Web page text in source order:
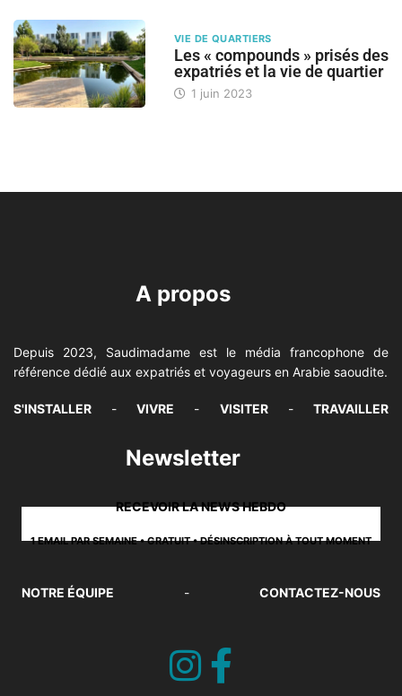
VIE DE QUARTIERS
Les « compounds » prisés des
expatriés et la vie de quartier
1 juin 2023
A propos
Depuis 2023, Saudimadame est le média francophone de
référence dédié aux expatriés et voyageurs en Arabie saoudite.
S'INSTALLER - VIVRE - VISITER - TRAVAILLER
Newsletter
RECEVOIR LA NEWS HEBDO
1 EMAIL PAR SEMAINE • GRATUIT • DÉSINSCRIPTION À TOUT MOMENT
NOTRE ÉQUIPE - CONTACTEZ-NOUS